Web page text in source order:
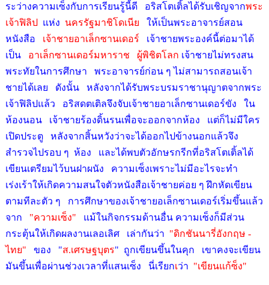
ระว่างความเซ็งกับการเรียนรู้นี้ดี อริสโตเติ้ลได้รับเชิญจากพระ
เจ้าฟิลิป
แห่ง นครรัฐมาชิโดเนีย ให้เป็นพระอาจารย์สอน
หนังสือ เจ้าชายอาเล็กซานเดอร์ เจ้าชายพระองค์นี้ต่อมาได้
เป็น อาเล็กซานเดอร์มหาราช ผู้พิชิตโลก เจ้าชายไม่ทรงสน
พระทัยในการศึกษา พระอาจารย์ก่อน ๆ ไม่สามารถสอนเจ้า
ชายได้เลย ดังนั้น หลังจากได้รับพระบรมราชานุญาตจากพระ
เจ้าฟิลิปแล้ว อริสดตเติลจึงจับเจ้าชายอาเล็กซานเดอร์ขัง ใน
ห้องนอน เจ้าชายร้องดิ้นรนเพื่อจะออกจากห้อง แต่ก็ไม่มีใคร
เปิดประตู หลังจากสิ้นหวังว่าจะได้ออกไปข้างนอกแล้วจึง
สำรวจไปรอบ ๆ ห้อง และได้พบตัวอักษรกรีกที่อริสโตเติ้ลได้
เขียนเตรียมไว้บนฝาผนัง ความเซ็งเพราะไม่มีอะไรจะทำ
เร่งเร้าให้เกิดความสนใจตัวหนังสือเจ้าชายค่อย ๆ ฝึกหัดเขียน
ตามทีละตัว ๆ การศึกษาของเจ้าชายอเล็กซานเดอร์เริ่มขึ้นแล้ว
จาก "ความเซ็ง" แม้ในกิจกรรมด้านอื่น ความเซ็งก็มีส่วน
กระตุ้นให้เกิดผลงานเลอเลิศ เล่ากันว่า "ดิกชันนารี่อังกฤษ -
ไทย" ของ "ส.เศรษฐบุตร" ถูกเขียนขึ้นในคุก เขาคงจะเขียน
มันขึ้นเพื่อผ่านช่วงเวลาที่แสนเซ็ง นี่เรียกเว่า "เขียนแก้ซ็ง"